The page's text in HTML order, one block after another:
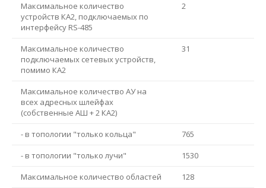
Максимальное количество
устройств КА2, подключаемых по
интерфейсу RS-485
2
Максимальное количество
подключаемых сетевых устройств,
помимо КА2
31
Максимальное количество АУ на
всех адресных шлейфах
(собственные АШ + 2 КА2)
- в топологии "только кольца"
765
- в топологии "только лучи"
1530
Максимальное количество областей
128